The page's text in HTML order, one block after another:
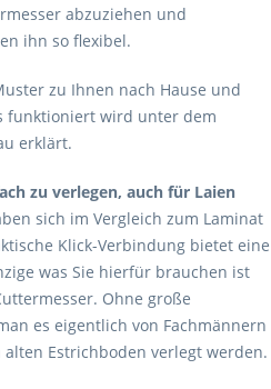
abzuziehen und
ihn so flexibel.
zu Ihnen nach Hause und
funktioniert wird unter dem
erklärt.
zu verlegen, auch für Laien
sich im Vergleich zum Laminat
Klick-Verbindung bietet eine
was Sie hierfür brauchen ist
Ohne große
es eigentlich von Fachmännern
Estrichboden verlegt werden.